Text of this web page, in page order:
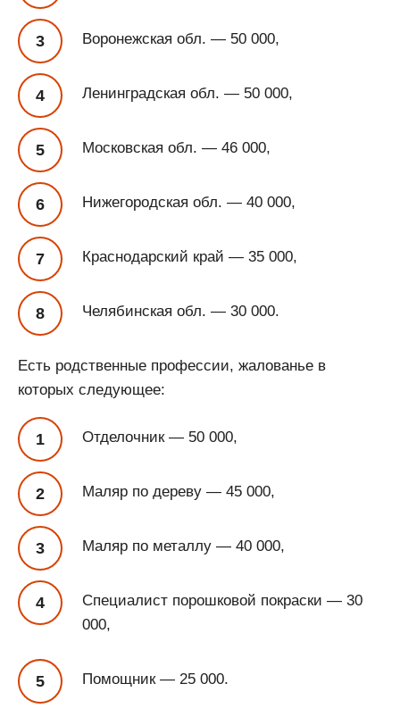
Воронежская обл. — 50 000,
Ленинградская обл. — 50 000,
Московская обл. — 46 000,
Нижегородская обл. — 40 000,
Краснодарский край — 35 000,
Челябинская обл. — 30 000.
Есть родственные профессии, жалованье в
которых следующее:
Отделочник — 50 000,
Маляр по дереву — 45 000,
Маляр по металлу — 40 000,
Специалист порошковой покраски — 30
000,
Помощник — 25 000.